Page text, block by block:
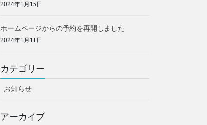
2024年1月15日
ホームページからの予約を再開しました
2024年1月11日
カテゴリー
お知らせ
アーカイブ